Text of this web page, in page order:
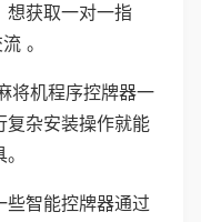
想获取一对一指
。
将机程序控牌器一
复杂安装操作就能
些智能控牌器通过